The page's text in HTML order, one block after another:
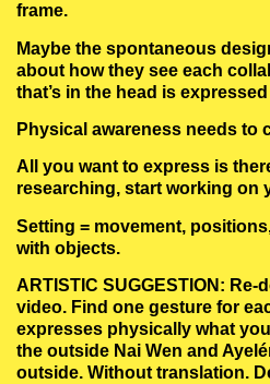
frame.
Maybe the spontaneous
about how they see each
that’s in the head is
Physical awareness needs to
All you want to express is
researching, start working on
Setting = movement,
with objects.
ARTISTIC SUGGESTION:
video. Find one gesture for
expresses physically what
the outside Nai Wen and
outside. Without translation.